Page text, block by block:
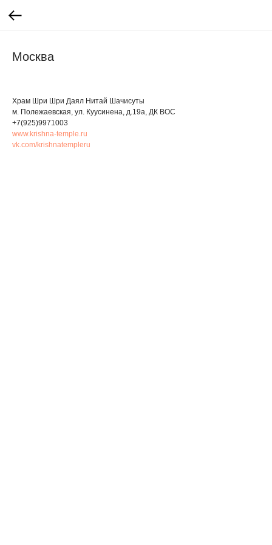
Москва
Храм Шри Шри Даял Нитай Шачисуты
м. Полежаевская, ул. Куусинена, д.19а, ДК ВОС
+7(925)9971003
www.krishna-temple.ru
vk.com/krishnatempleru